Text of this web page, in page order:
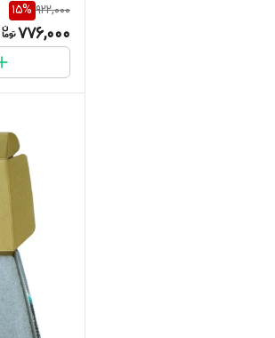
922,000
15%
776,000